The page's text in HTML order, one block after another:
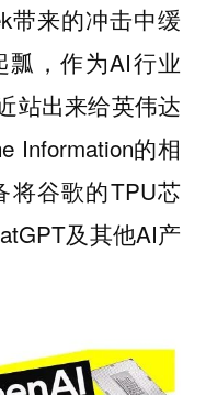
带来的冲击中缓
，作为AI行业
站出来给英伟达
Information的相
将谷歌的TPU芯
及其他AI产